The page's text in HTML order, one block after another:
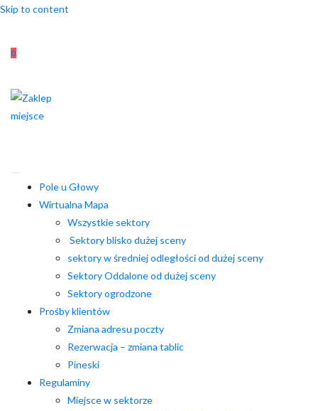
Skip to content
0
Pole u Głowy
Wirtualna Mapa
Wszystkie sektory
Sektory blisko dużej sceny
sektory w średniej odległości od dużej sceny
Sektory Oddalone od dużej sceny
Sektory ogrodzone
Prośby klientów
Zmiana adresu poczty
Rezerwacja – zmiana tablic
Pineski
Regulaminy
Miejsce w sektorze